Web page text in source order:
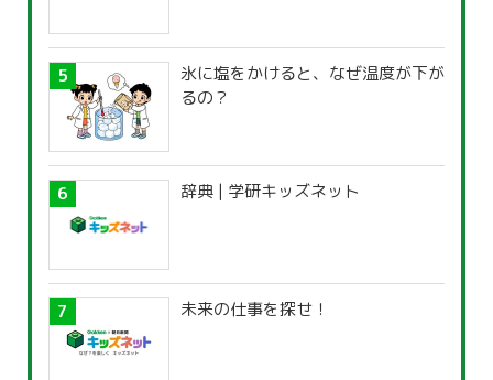
氷に塩をかけると、なぜ温度が下が
るの？
辞典 | 学研キッズネット
未来の仕事を探せ！